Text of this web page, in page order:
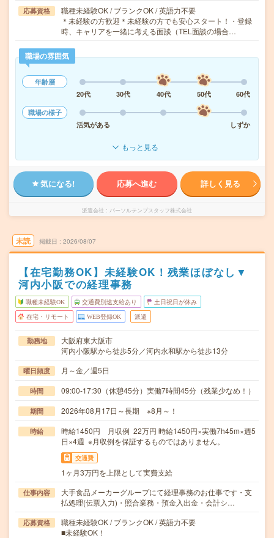
応募資格
職種未経験OK / ブランクOK / 英語力不要
＊未経験の方歓迎＊未経験の方でも安心スタート！・登録
時、キャリアを一緒に考える面談（TEL面談の場合…
職場の雰囲気
年齢層
20代
30代 40代 50代
60代
職場の様子
活気がある
しずか
もっと見る
気になる! 応募へ進む 詳しく見る
派遣会社 パーソルテンプスタッフ株式会社
未読 掲載日 2026/08/07
【在宅勤務OK】未経験OK！残業ほぼなし▼
河内小阪での経理事務
職種未経験OK 交通費別途支給あり 土日祝日が休み
在宅・リモート WEB登録OK 派遣
勤務地
大阪府東大阪市
河内小阪駅から徒歩5分／河内永和駅から徒歩13分
曜日頻度 月～金／週5日
時間 09:00-17:30（休憩45分）実働7時間45分（残業少なめ！）
期間 2026年08月17日～長期 ※8月～！
時給
時給1450円 月収例 22万円 時給1450円×実働7h45m×週5
日×4週 ※月収例を保証するものではありません。
交通費
1ヶ月3万円を上限として実費支給
仕事内容
大手食品メーカーグループにて経理事務のお仕事です・支
払処理(伝票入力)・照合業務・預金入出金・会計シ…
応募資格
職種未経験OK / ブランクOK / 英語力不要
■未経験OK！